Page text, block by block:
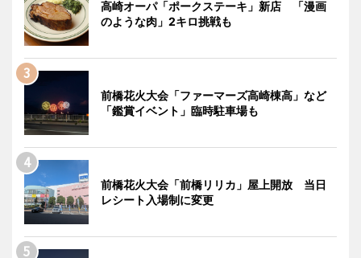
高崎オーパ「ポークステーキ」新店 「漫画
のような肉」2キロ挑戦も
前橋花火大会「ファーマーズ高崎棟高」など
「鑑賞イベント」臨時駐車場も
前橋花火大会「前橋リリカ」屋上開放 当日
レシート入場制に変更